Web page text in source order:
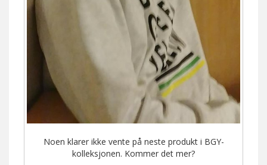
Noen klarer ikke vente på neste produkt i BGY-
kolleksjonen. Kommer det mer?